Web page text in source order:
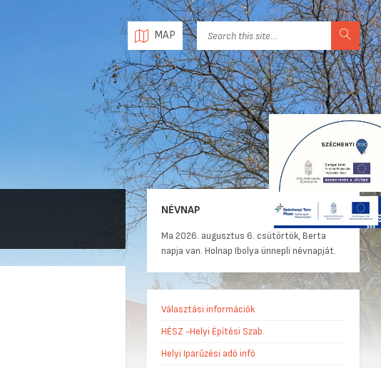
MAP
NÉVNAP
Ma 2026. augusztus 6. csütörtök, Berta
napja van. Holnap Ibolya ünnepli névnapját.
Választási információk
HÉSZ -Helyi Építési Szab.
Helyi Iparűzési adó infó